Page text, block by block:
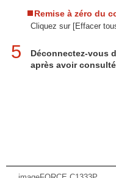
Remise à zéro du
Cliquez sur [Effacer
5
Déconnectez-vous
après avoir